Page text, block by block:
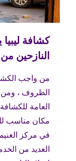
من واجب
الظروف ، ومن
العامة
مكان مناسب
في مركز
العديد من